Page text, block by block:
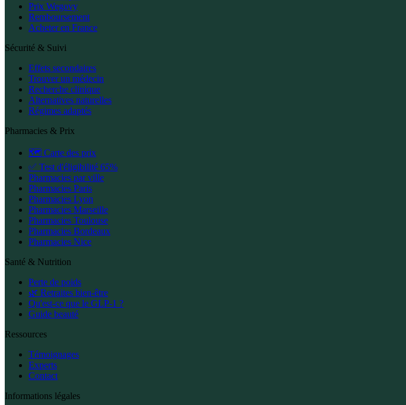
Prix Wegovy
Remboursement
Acheter en France
Sécurité & Suivi
Effets secondaires
Trouver un médecin
Recherche clinique
Alternatives naturelles
Régimes adaptés
Pharmacies & Prix
🗺️ Carte des prix
✅ Test d'éligibilité 65%
Pharmacies par ville
Pharmacies Paris
Pharmacies Lyon
Pharmacies Marseille
Pharmacies Toulouse
Pharmacies Bordeaux
Pharmacies Nice
Santé & Nutrition
Perte de poids
🌿 Retraites bien-être
Qu'est-ce que le GLP-1 ?
Guide beauté
Ressources
Témoignages
Experts
Contact
Informations légales